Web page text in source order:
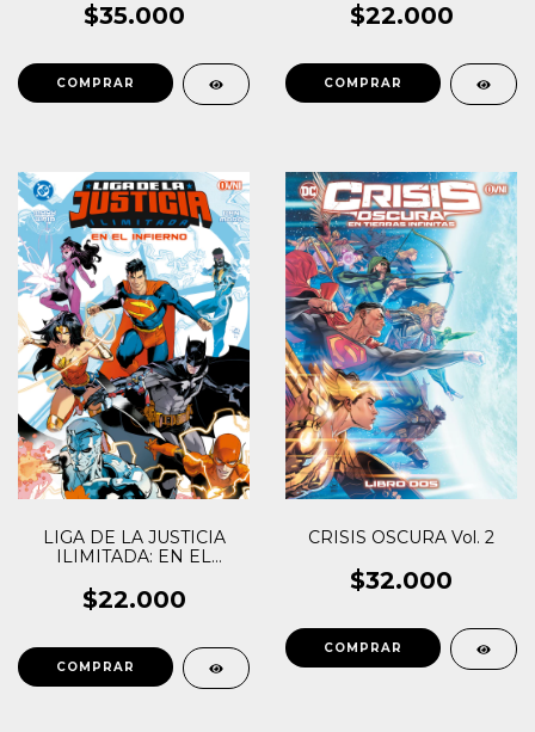
$35.000 $22.000
LIGA DE LA JUSTICIA
ILIMITADA: EN EL
$22.000
CRISIS OSCURA Vol. 2
$32.000